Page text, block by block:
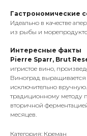
Гастрономические
Идеально в качестве
из рыбы и
Интересные факты
Pierre Sparr, Brut
игристое вино,
Виноград выращивается
исключительно
традиционному методу
вторичной
месяцев.
Категория: Креман